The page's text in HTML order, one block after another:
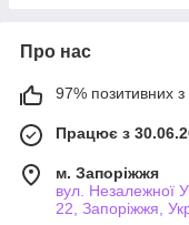
Про нас
97% позитивних з
Працює з
м. Запоріжжя
вул. Незалежної
22, Запоріжжя,